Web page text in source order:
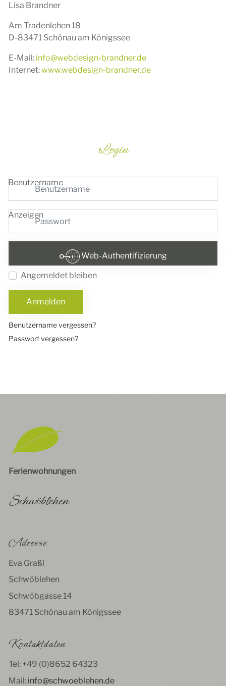
Lisa Brandner
Am Tradenlehen 18
D-83471 Schönau am Königssee
E-Mail: info@webdesign-brandner.de
Internet:www.webdesign-brandner.de
Login
Benutzername
Anzeigen
Web-Authentifizierung
Angemeldet bleiben
Anmelden
Benutzername vergessen?
Passwort vergessen?
Ferienwohnungen
Schwöblehen
Adresse
Eva Graßl
Schwöblehen
Schwöbgasse 14
83471 Schönau am Königssee
Kontaktdaten
Tel: +49 (0)8652 64323
Mail: info@schwoeblehen.de